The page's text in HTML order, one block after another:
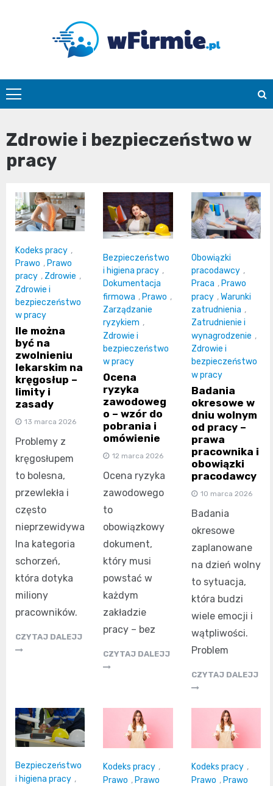
Wfirmie.pl
Zdrowie i bezpieczeństwo w
pracy
Kodeks pracy ,
Prawo , Prawo
pracy , Zdrowie ,
Zdrowie i
bezpieczeństwo
w pracy
Ile można
być na
zwolnieniu
lekarskim na
kręgosłup –
limity i
zasady
13 marca 2026
Problemy z
kręgosłupem
to bolesna,
przewlekła i
często
nieprzewidywa
lna kategoria
schorzeń,
która dotyka
miliony
pracowników.
CZYTAJ DALEJJ
Bezpieczeństwo
i higiena pracy ,
Dokumentacja
firmowa , Prawo ,
Zarządzanie
ryzykiem ,
Zdrowie i
bezpieczeństwo
w pracy
Ocena
ryzyka
zawodoweg
o – wzór do
pobrania i
omówienie
12 marca 2026
Ocena ryzyka
zawodowego
to
obowiązkowy
dokument,
który musi
powstać w
każdym
zakładzie
pracy – bez
CZYTAJ DALEJJ
Obowiązki
pracodawcy ,
Praca , Prawo
pracy ,Warunki
zatrudnienia ,
Zatrudnienie i
wynagrodzenie ,
Zdrowie i
bezpieczeństwo
w pracy
Badania
okresowe w
dniu wolnym
od pracy –
prawa
pracownika i
obowiązki
pracodawcy
10 marca 2026
Badania
okresowe
zaplanowane
na dzień wolny
to sytuacja,
która budzi
wiele emocji i
wątpliwości.
Problem
CZYTAJ DALEJJ
Bezpieczeństwo
i higiena pracy ,
Kodeks pracy ,
Prawo , Prawo
Kodeks pracy ,
Prawo , Prawo